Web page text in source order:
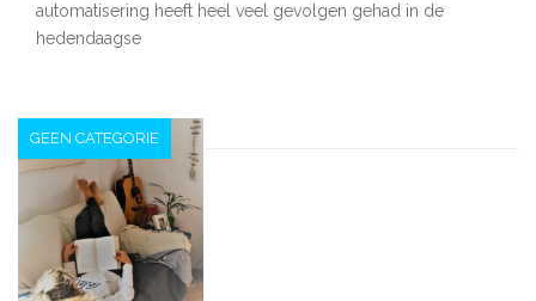
automatisering heeft heel veel gevolgen gehad in de
hedendaagse
GEEN CATEGORIE